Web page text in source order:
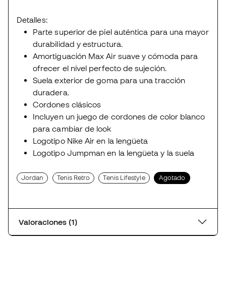
Detalles:
Parte superior de piel auténtica para una mayor
durabilidad y estructura.
Amortiguación Max Air suave y cómoda para
ofrecer el nivel perfecto de sujeción.
Suela exterior de goma para una tracción
duradera.
Cordones clásicos
Incluyen un juego de cordones de color blanco
para cambiar de look
Logotipo Nike Air en la lengüeta
Logotipo Jumpman en la lengüeta y la suela
Jordan Tenis Retro Tenis Lifestyle Agotado
Valoraciones (1)